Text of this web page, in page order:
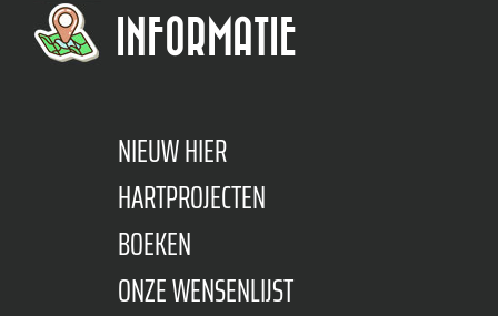
INFORMATIE
NIEUW HIER
HARTPROJECTEN
BOEKEN
ONZE WENSENLIJST